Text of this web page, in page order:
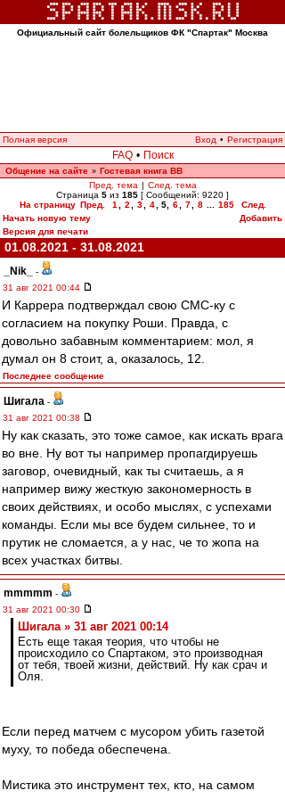
Официальный сайт болельщиков ФК "Спартак" Москва
Полная версия Вход • Регистрация
FAQ • Поиск
Общение на сайте » Гостевая книга ВВ
Пред. тема | След. тема
Страница 5 из 185 [ Сообщений: 9220 ]
На страницу Пред. 1 2 3 4 5, 6 7 8 185
След.
Начать новую тему
Добавить
Версия для печати
01.08.2021 - 31.08.2021
_Nik_
-
31 авг 2021 00:44
И Каррера подтверждал свою СМС-ку с
согласием на покупку Роши. Правда, с
довольно забавным комментарием: мол, я
думал он 8 стоит, а, оказалось, 12.
Последнее сообщение
Шигала -
31 авг 2021 00:38
Ну как сказать, это тоже самое, как искать врага
во вне. Ну вот ты например пропагдируешь
заговор, очевидный, как ты считаешь, а я
например вижу жесткую закономерность в
своих действиях, и особо мыслях, с успехами
команды. Если мы все будем сильнее, то и
прутик не сломается, а у нас, че то жопа на
всех участках битвы.
mmmmm -
31 авг 2021 00:30
Шигала » 31 авг 2021 00:14
Есть еще такая теория, что чтобы не
происходило со Спартаком, это производная
от тебя, твоей жизни, действий. Ну как срач и
Оля.
Если перед матчем с мусором убить газетой
муху, то победа обеспечена.
Мистика это инструмент тех, кто, на самом